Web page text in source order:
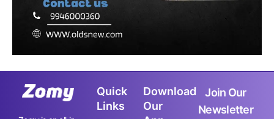
Quick
Links
Download
Our
Join Our
Newsletter